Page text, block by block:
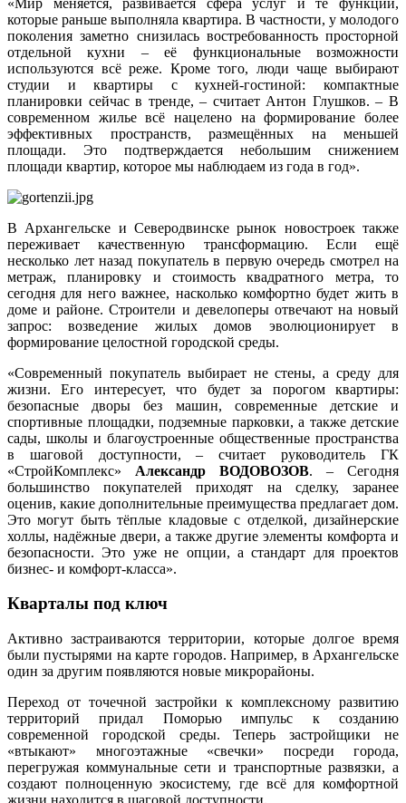
которые раньше выполняла квартира. В частности, у молодого
поколения заметно снизилась востребованность просторной
отдельной кухни – её функциональные возможности
используются всё реже. Кроме того, люди чаще выбирают
студии и квартиры с кухней-гостиной: компактные
планировки сейчас в тренде, – считает Антон Глушков. – В
современном жилье всё нацелено на формирование более
эффективных пространств, размещённых на меньшей
площади. Это подтверждается небольшим снижением
площади квартир, которое мы наблюдаем из года в год».
В Архангельске и Северодвинске рынок новостроек также
переживает качественную трансформацию. Если ещё
несколько лет назад покупатель в первую очередь смотрел на
метраж, планировку и стоимость квадратного метра, то
сегодня для него важнее, насколько комфортно будет жить в
доме и районе. Строители и девелоперы отвечают на новый
запрос: возведение жилых домов эволюционирует в
формирование целостной городской среды.
«Современный покупатель выбирает не стены, а среду для
жизни. Его интересует, что будет за порогом квартиры:
безопасные дворы без машин, современные детские и
спортивные площадки, подземные парковки, а также детские
сады, школы и благоустроенные общественные пространства
в шаговой доступности, – считает руководитель ГК
«СтройКомплекс» Александр ВОДОВОЗОВ. – Сегодня
большинство покупателей приходят на сделку, заранее
оценив, какие дополнительные преимущества предлагает дом.
Это могут быть тёплые кладовые с отделкой, дизайнерские
холлы, надёжные двери, а также другие элементы комфорта и
безопасности. Это уже не опции, а стандарт для проектов
бизнес- и комфорт-класса».
Кварталы под ключ
Активно застраиваются территории, которые долгое время
были пустырями на карте городов. Например, в Архангельске
один за другим появляются новые микрорайоны.
Переход от точечной застройки к комплексному развитию
территорий придал Поморью импульс к созданию
современной городской среды. Теперь застройщики не
«втыкают» многоэтажные «свечки» посреди города,
перегружая коммунальные сети и транспортные развязки, а
создают полноценную экосистему, где всё для комфортной